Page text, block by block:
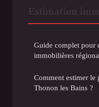
Guide complet pour
immobilières
Comment estimer le
Thonon les Bains ?